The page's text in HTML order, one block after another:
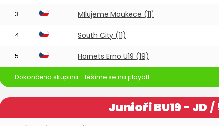
3 MIlujeme Moukece (11)
4 South City (11)
5 Hornets Brno U19 (19)
Dokončená skupina - těšíme se na playoff
Junioři BU19 - JD/